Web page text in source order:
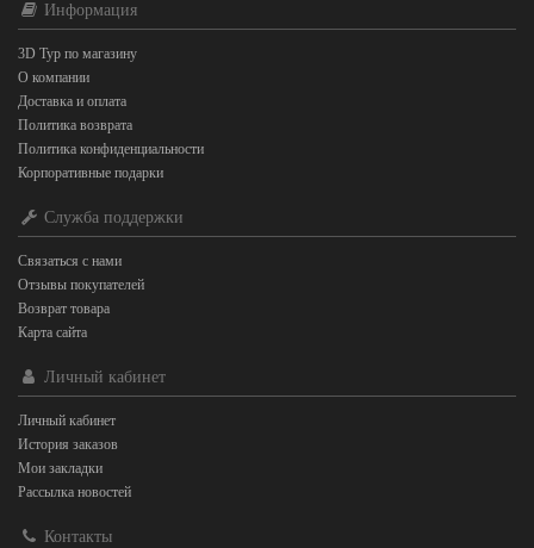
Информация
3D Тур по магазину
О компании
Доставка и оплата
Политика возврата
Политика конфиденциальности
Корпоративные подарки
Служба поддержки
Связаться с нами
Отзывы покупателей
Возврат товара
Карта сайта
Личный кабинет
Личный кабинет
История заказов
Мои закладки
Рассылка новостей
Контакты